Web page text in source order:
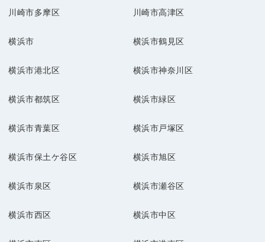
川崎市多摩区 川崎市高津区
横浜市 横浜市鶴見区
横浜市港北区 横浜市神奈川区
横浜市都筑区 横浜市緑区
横浜市青葉区 横浜市戸塚区
横浜市保土ケ谷区 横浜市旭区
横浜市泉区 横浜市瀬谷区
横浜市西区 横浜市中区